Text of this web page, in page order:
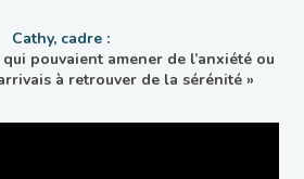
Cathy, cadre :
pouvaient amener de l’anxiété ou
à retrouver de la sérénité »